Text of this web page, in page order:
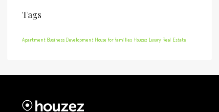
Tags
Apartment Business Development House for families Houzez Luxury Real Estate